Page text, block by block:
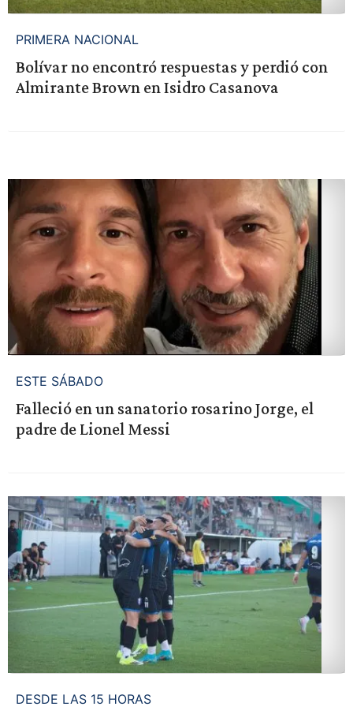
PRIMERA NACIONAL
Bolívar no encontró respuestas y perdió con
Almirante Brown en Isidro Casanova
ESTE SÁBADO
Falleció en un sanatorio rosarino Jorge, el
padre de Lionel Messi
DESDE LAS 15 HORAS